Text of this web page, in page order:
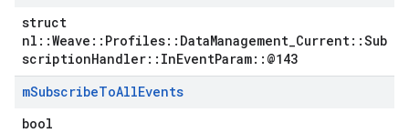
struct
nl::Weave::Profiles::DataManagement_Current::Sub
scriptionHandler::InEventParam::@143
mSubscribeToAllEvents
bool